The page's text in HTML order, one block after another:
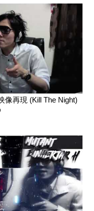
像再現 (Kill The Night)